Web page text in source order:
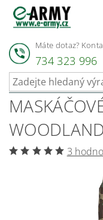
Máte dotaz?
734 323 996
WOODLAND
3